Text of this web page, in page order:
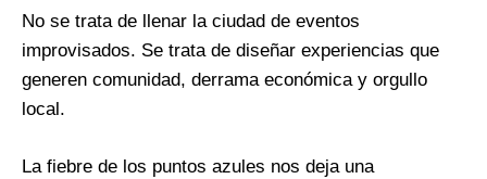
No se trata de llenar la ciudad de eventos
improvisados. Se trata de diseñar experiencias que
generen comunidad, derrama económica y orgullo
local.
La fiebre de los puntos azules nos deja una